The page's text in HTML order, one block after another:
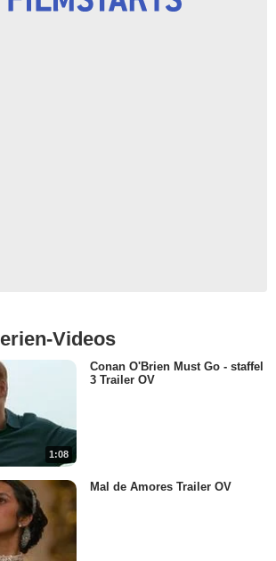
Videos
1:08
Conan O'Brien Must Go - staffel
3 Trailer OV
Mal de Amores Trailer OV